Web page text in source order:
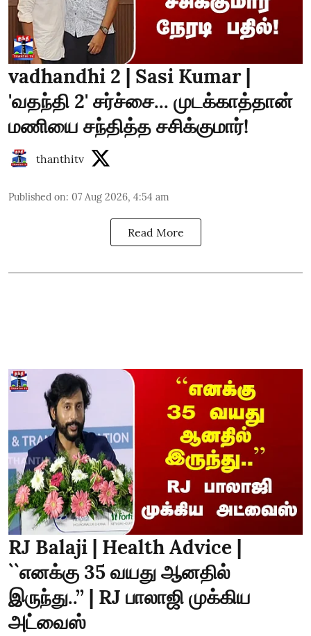
vadhandhi 2 | Sasi Kumar |
'வதந்தி 2' சர்ச்சை... முடக்காத்தான்
மணியை சந்தித்த சசிக்குமார்!
thanthitv
Published on: 07 Aug 2026, 4:54 am
Read More
RJ Balaji | Health Advice |
``எனக்கு 35 வயது ஆனதில்
இருந்து..’’ | RJ பாலாஜி முக்கிய
அட்வைஸ்